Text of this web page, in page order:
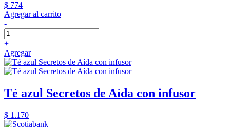
$ 774
Agregar al carrito
-
+
Agregar
Té azul Secretos de Aída con infusor
$ 1.170